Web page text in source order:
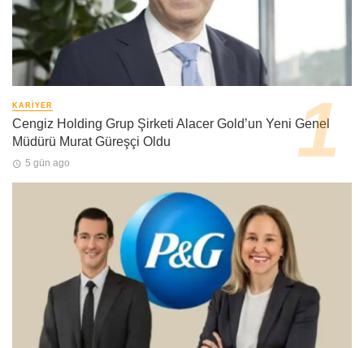
KARIYER
Cengiz Holding Grup Şirketi Alacer Gold’un Yeni Genel
Müdürü Murat Güreşçi Oldu
5 gün ago